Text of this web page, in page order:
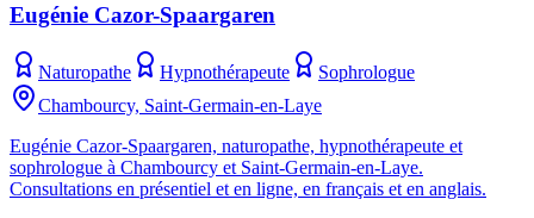
Eugénie Cazor-Spaargaren
Naturopathe Hypnothérapeute
Sophrologue
Chambourcy, Saint-Germain-en-Laye
Eugénie Cazor-Spaargaren, naturopathe, hypnothérapeute et
sophrologue à Chambourcy et Saint-Germain-en-Laye.
Consultations en présentiel et en ligne, en français et en anglais.